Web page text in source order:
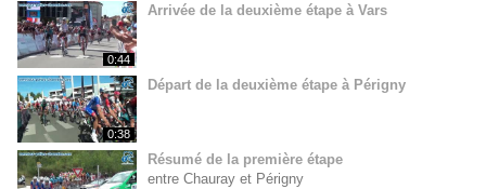
0:44
Arrivée de la deuxième étape à Vars
0:38
Départ de la deuxième étape à Périgny
Résumé de la première étape
entre Chauray et Périgny